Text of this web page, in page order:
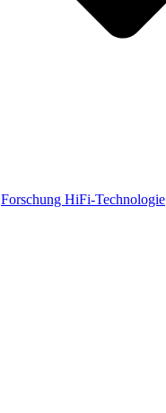
Forschung HiFi-Technologie